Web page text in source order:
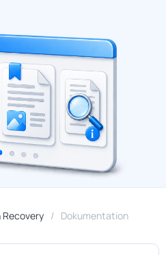
Dokumentation